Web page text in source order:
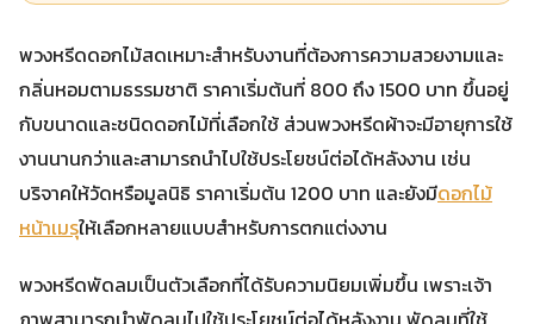
พวงหรีดดอกไม้สดเหมาะสำหรับงานที่ต้องการความสวยงามและ
กลิ่นหอมตามธรรมชาติ ราคาเริ่มต้นที่ 800 ถึง 1500 บาท ขึ้นอยู่
กับขนาดและชนิดดอกไม้ที่เลือกใช้ ส่วนพวงหรีดผ้าจะมีอายุการใช้
งานนานกว่าและสามารถนำไปใช้ประโยชน์ต่อได้หลังงาน เช่น
บริจาคให้วัดหรือมูลนิธิ ราคาเริ่มต้น 1200 บาท และยังมีดอกไม้
หน้าเมรุให้เลือกหลายแบบสำหรับการตกแต่งงาน
พวงหรีดพัดลมเป็นตัวเลือกที่ได้รับความนิยมเพิ่มขึ้น เพราะเจ้า